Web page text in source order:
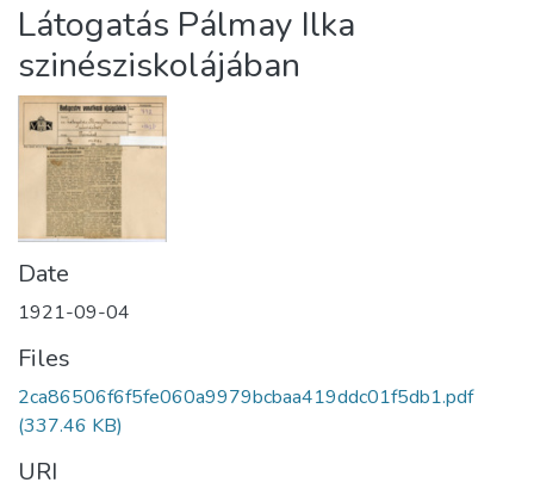
About us
Látogatás Pálmay Ilka
szinésziskolájában
Date
1921-09-04
Files
2ca86506f6f5fe060a9979bcbaa419ddc01f5db1.pdf
(337.46 KB)
URI